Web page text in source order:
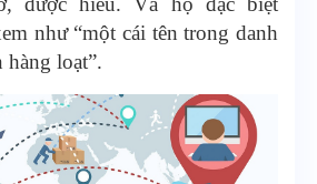
như “một cái tên trong danh
hàng loạt”.